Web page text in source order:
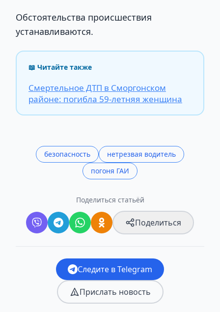
Обстоятельства происшествия
устанавливаются.
📖 Читайте также
Смертельное ДТП в Сморгонском
районе: погибла 59-летняя женщина
безопасность
нетрезвая водитель
погоня ГАИ
Поделиться статьёй
Поделиться
Следите в Telegram
Прислать новость